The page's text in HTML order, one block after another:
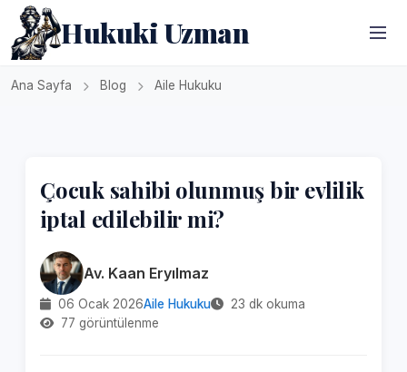
Hukuki Uzman
Ana Sayfa Blog Aile Hukuku
Çocuk sahibi olunmuş bir evlilik
iptal edilebilir mi?
Av. Kaan Eryılmaz
06 Ocak 2026Aile Hukuku
23 dk okuma
77 görüntülenme